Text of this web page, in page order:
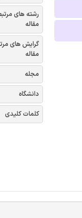
رشته های
مقاله
گرایش های
مقاله
مجله
دانشگاه
کلمات کلیدی